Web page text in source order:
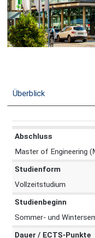
Überblick
Abschluss
Master of Engineering
Studienform
Vollzeitstudium
Studienbeginn
Sommer- und
Dauer / ECTS-Punkte